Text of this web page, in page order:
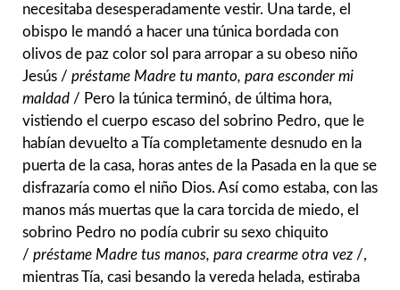
necesitaba desesperadamente vestir. Una tarde, el
obispo le mandó a hacer una túnica bordada con
olivos de paz color sol para arropar a su obeso niño
Jesús / préstame Madre tu manto, para esconder mi
maldad / Pero la túnica terminó, de última hora,
vistiendo el cuerpo escaso del sobrino Pedro, que le
habían devuelto a Tía completamente desnudo en la
puerta de la casa, horas antes de la Pasada en la que se
disfrazaría como el niño Dios. Así como estaba, con las
manos más muertas que la cara torcida de miedo, el
sobrino Pedro no podía cubrir su sexo chiquito
/ préstame Madre tus manos, para crearme otra vez /,
mientras Tía, casi besando la vereda helada, estiraba